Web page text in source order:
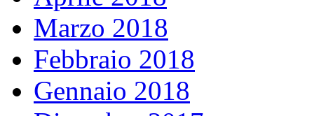
Marzo 2018
Febbraio 2018
Gennaio 2018